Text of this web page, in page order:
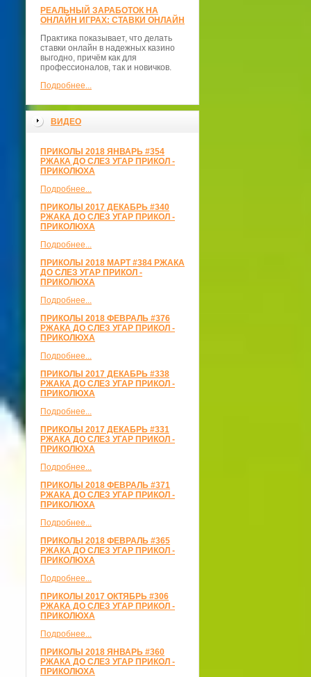
РЕАЛЬНЫЙ ЗАРАБОТОК НА
ОНЛАЙН ИГРАХ: СТАВКИ ОНЛАЙН
Практика показывает, что делать
ставки онлайн в надежных казино
выгодно, причём как для
профессионалов, так и новичков.
Подробнее...
ВИДЕО
ПРИКОЛЫ 2018 ЯНВАРЬ #354
РЖАКА ДО СЛЕЗ УГАР ПРИКОЛ -
ПРИКОЛЮХА
Подробнее...
ПРИКОЛЫ 2017 ДЕКАБРЬ #340
РЖАКА ДО СЛЕЗ УГАР ПРИКОЛ -
ПРИКОЛЮХА
Подробнее...
ПРИКОЛЫ 2018 МАРТ #384 РЖАКА
ДО СЛЕЗ УГАР ПРИКОЛ -
ПРИКОЛЮХА
Подробнее...
ПРИКОЛЫ 2018 ФЕВРАЛЬ #376
РЖАКА ДО СЛЕЗ УГАР ПРИКОЛ -
ПРИКОЛЮХА
Подробнее...
ПРИКОЛЫ 2017 ДЕКАБРЬ #338
РЖАКА ДО СЛЕЗ УГАР ПРИКОЛ -
ПРИКОЛЮХА
Подробнее...
ПРИКОЛЫ 2017 ДЕКАБРЬ #331
РЖАКА ДО СЛЕЗ УГАР ПРИКОЛ -
ПРИКОЛЮХА
Подробнее...
ПРИКОЛЫ 2018 ФЕВРАЛЬ #371
РЖАКА ДО СЛЕЗ УГАР ПРИКОЛ -
ПРИКОЛЮХА
Подробнее...
ПРИКОЛЫ 2018 ФЕВРАЛЬ #365
РЖАКА ДО СЛЕЗ УГАР ПРИКОЛ -
ПРИКОЛЮХА
Подробнее...
ПРИКОЛЫ 2017 ОКТЯБРЬ #306
РЖАКА ДО СЛЕЗ УГАР ПРИКОЛ -
ПРИКОЛЮХА
Подробнее...
ПРИКОЛЫ 2018 ЯНВАРЬ #360
РЖАКА ДО СЛЕЗ УГАР ПРИКОЛ -
ПРИКОЛЮХА